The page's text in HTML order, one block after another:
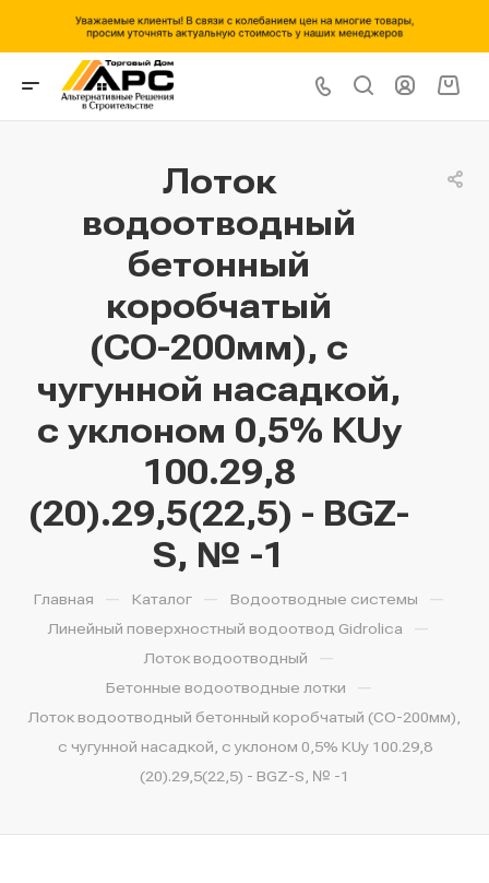
Лоток
водоотводный
бетонный
коробчатый
(СО-200мм), с
чугунной насадкой,
с уклоном 0,5% КUу
100.29,8
(20).29,5(22,5) - BGZ-
S, № -1
Главная — Каталог — Водоотводные системы —
Линейный поверхностный водоотвод Gidrolica —
Лоток водоотводный —
Бетонные водоотводные лотки —
Лоток водоотводный бетонный коробчатый (СО-200мм),
с чугунной насадкой, с уклоном 0,5% КUу 100.29,8
(20).29,5(22,5) - BGZ-S, № -1